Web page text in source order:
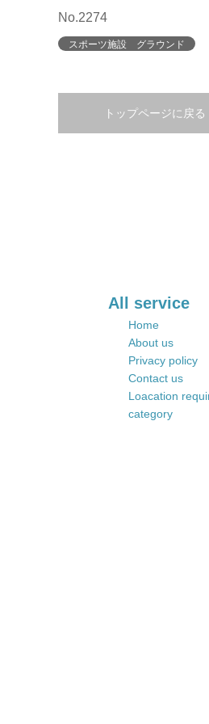
No.2274
スポーツ施設 グラウンド
トップページに戻る
All service
Home
About us
Privacy policy
Contact us
Loacation
category